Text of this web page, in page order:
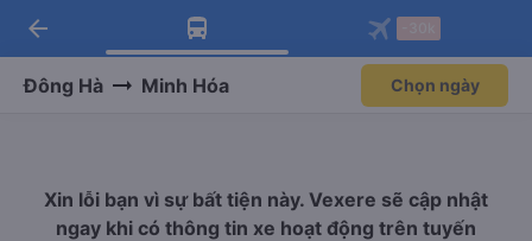
Tải app Vexere ngay!
Nhận ưu đãi thành viên độc
Mở app
Tải app Vexere
-30k/ghế khi đặt vé máy bay qua
Mở app
arrow_back
Đông Hà Minh Hóa Chọn ngày
Xin lỗi bạn vì sự bất tiện này. Vexere sẽ cập nhật
ngay khi có thông tin xe hoạt động trên tuyến